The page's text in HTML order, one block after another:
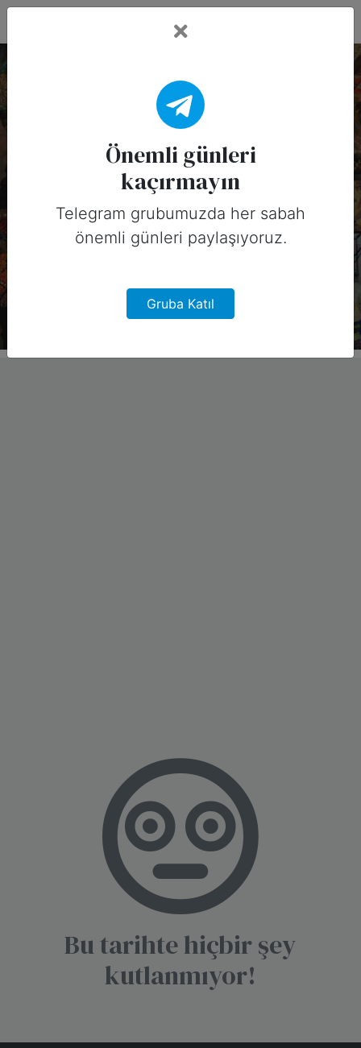
20 Mayıs, 2025
Tarihinin Önemli
Günleri (Kanada)
20 Mayıs, 2025 tarihinde Kanada için
sosyal medyada paylaşabileceğiniz
önemli günler
Bu tarihte hiçbir şey
kutlanmıyor!
Önemli günleri
kaçırmayın
Telegram grubumuzda her sabah
önemli günleri paylaşıyoruz.
Gruba Katıl